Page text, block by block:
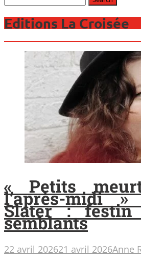
Editions La Croisée
« Petits
l’après-midi
Slater :
semblants
22 avril 202621 avril 2026Anne